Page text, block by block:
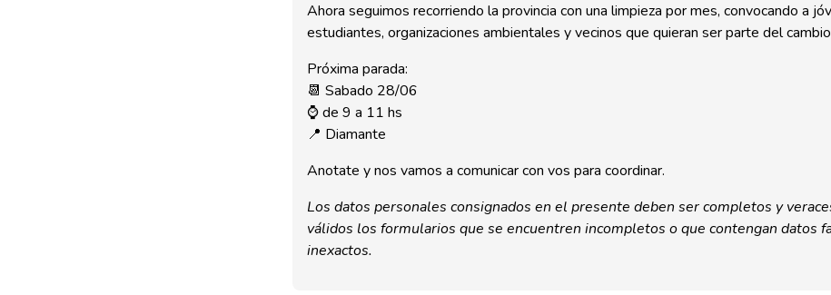
Ahora seguimos recorriendo la provincia con una limpieza por mes, convocando a
estudiantes, organizaciones ambientales y vecinos que quieran ser parte del
Próxima parada:
📆 Sabado 28/06
⌚️ de 9 a 11 hs
📍 Diamante
Anotate y nos vamos a comunicar con vos para coordinar.
Los datos personales consignados en el presente deben ser completos y
válidos los formularios que se encuentren incompletos o que contengan datos
inexactos.